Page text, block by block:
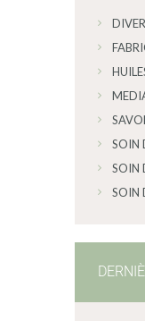
SOIN
SOIN
SOIN